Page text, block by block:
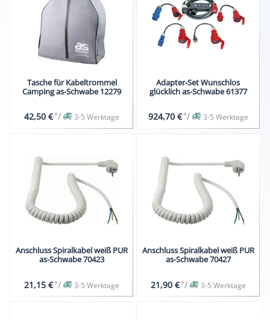
Tasche für Kabeltrommel
Camping as-Schwabe 12279
42,50 €*/ 3-5 Werktage
Adapter-Set Wunschlos
glücklich as-Schwabe 61377
924,70 €*/ 3-5 Werktage
Anschluss Spiralkabel weiß PUR
as-Schwabe 70423
21,15 €*/ 3-5 Werktage
Anschluss Spiralkabel weiß PUR
as-Schwabe 70427
21,90 €*/ 3-5 Werktage